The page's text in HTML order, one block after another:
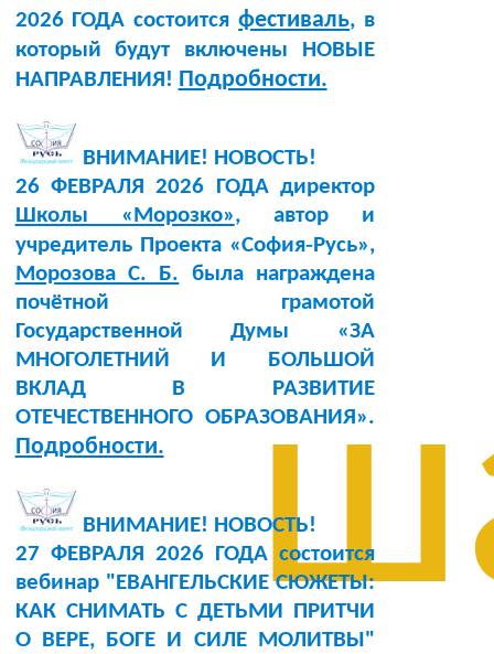
2026 ГОДА состоитсяфестиваль, в
который будут включены НОВЫЕ
НАПРАВЛЕНИЯ! Подробности.
ВНИМАНИЕ! НОВОСТЬ!
26 ФЕВРАЛЯ 2026 ГОДА директор
Школы «Морозко», автор и
учредитель Проекта «София‑Русь»,
Морозова С. Б. была награждена
почётной грамотой
Государственной Думы «ЗА
МНОГОЛЕТНИЙ И БОЛЬШОЙ
ВКЛАД В РАЗВИТИЕ
ОТЕЧЕСТВЕННОГО ОБРАЗОВАНИЯ».
Подробности.
ВНИМАНИЕ! НОВОСТЬ!
27 ФЕВРАЛЯ 2026 ГОДА состоится
вебинар "ЕВАНГЕЛЬСКИЕ СЮЖЕТЫ:
КАК СНИМАТЬ С ДЕТЬМИ ПРИТЧИ
О ВЕРЕ, БОГЕ И СИЛЕ МОЛИТВЫ"